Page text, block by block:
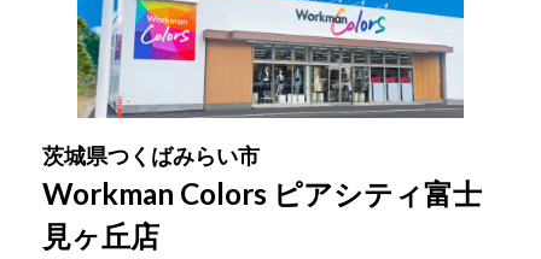
茨城県つくばみらい市
Workman Colors ピアシティ富士
見ヶ丘店